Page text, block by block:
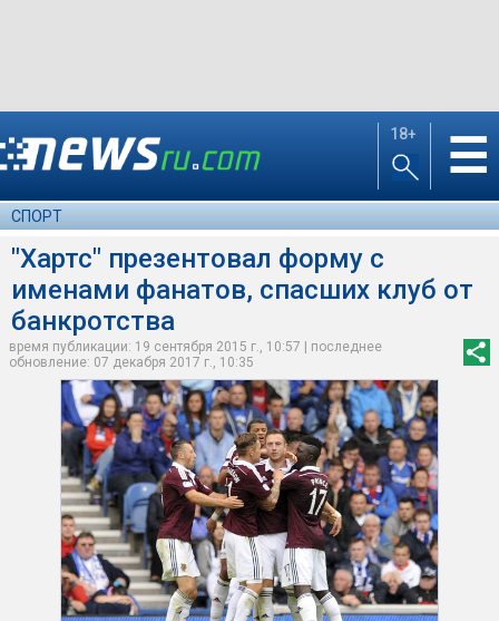
18+ ☰
СПОРТ
"Хартс" презентовал форму с
именами фанатов, спасших клуб от
банкротства
время публикации: 19 сентября 2015 г., 10:57 | последнее
обновление: 07 декабря 2017 г., 10:35